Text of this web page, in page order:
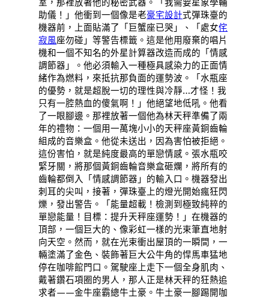
室，那裡放著他的秘密武器。「我需要星象學輔
助儀！」他衝到一個像是老豪宅設計式彈珠臺的
機器前，上面貼滿了「巨蟹座已哭」、「處女侘
寂風座勿碰」等警告標籤。這是他用廢棄的唱片
機和一個不知名的外星計算器改造而成的「情感
調節器」。他必須輸入一種極具感染力的正面情
緒作為燃料，來抵抗那負面的運勢波。「水瓶座
的優勢，就是超脫一切的理性與冷靜…才怪！我
只有一腔熱血的傻氣啊！」他絕望地低吼。他看
了一眼腳邊。那裡放著一個他為林天秤準備了兩
年的禮物：一個用一萬塊小小的天秤座黃銅齒輪
組成的音樂盒。他從未送出，因為害怕被拒絕。
這份害怕，就是純度最高的單戀情感。張水瓶咬
緊牙關，將那個黃銅齒輪音樂盒砸爛，將所有的
齒輪都倒入「情感調節器」的輸入口。機器發出
刺耳的尖叫，接著，彈珠臺上的燈光開始瘋狂閃
爍，發出警告。「能量超載！檢測到極致純粹的
單戀能量！目標：提升天秤座運勢！」在機器的
頂部，一個巨大的、像彩虹一樣的光束筆直地射
向天空。然而，就在光束衝出屋頂的一瞬間，一
輛塗滿了金色、裝飾著巨大公牛角的悍馬車猛地
停在咖啡館門口。駕駛座上走下一個全身肌肉、
戴著鑽石項圈的男人，那人正是林天秤的狂熱追
求者——金牛座霸總牛土豪。牛土豪一腳踢開咖